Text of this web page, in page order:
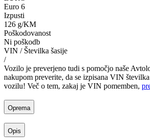
Euro 6
Izpusti
126 g/KM
Poškodovanost
Ni poškodb
VIN / Številka šasije
/
Vozilo je preverjeno tudi s pomočjo naše
nakupom preverite, da se izpisana VIN
vozilu! Več o tem, zakaj je VIN pomemben,
Oprema
Opis